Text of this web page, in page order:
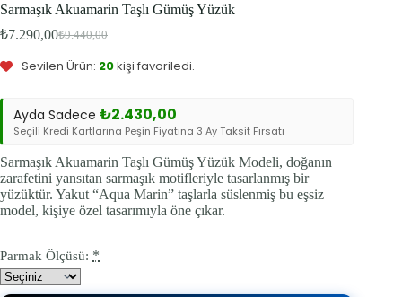
Sarmaşık Akuamarin Taşlı Gümüş Yüzük
₺9.440,00
Orijinal
₺9.440,00.
₺7.290,00Şu
fiyat:
Bu ürünü şu an5kişi inceliyor.
Bu ürün2kişinin sepetinde.
Sevilen Ürün: 20kişi favoriledi.
Ayda Sadece ₺2.430,00
Seçili Kredi Kartlarına Peşin Fiyatına 3 Ay Taksit Fırsatı
Sarmaşık Akuamarin Taşlı Gümüş Yüzük Modeli, doğanın
zarafetini yansıtan sarmaşık motifleriyle tasarlanmış bir
yüzüktür. Yakut “Aqua Marin” taşlarla süslenmiş bu eşsiz
model, kişiye özel tasarımıyla öne çıkar.
Parmak Ölçüsü: *